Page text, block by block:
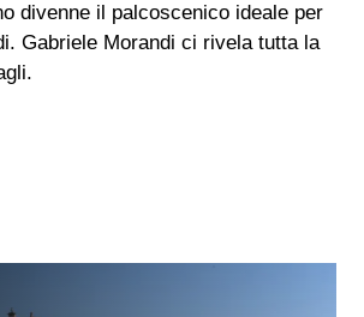
divenne il palcoscenico ideale per
Gabriele Morandi ci rivela tutta la